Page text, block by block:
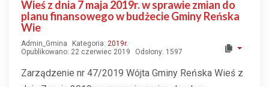
Wieś z dnia 7 maja 2019r. w sprawie zmian do
planu finansowego w budżecie Gminy Reńska
Wie
Admin_Gmina Kategoria: 2019r.
Opublikowano: 22 czerwiec 2019
Odsłony: 1597
Zarządzenie nr 47/2019 Wójta Gminy Reńska Wieś z